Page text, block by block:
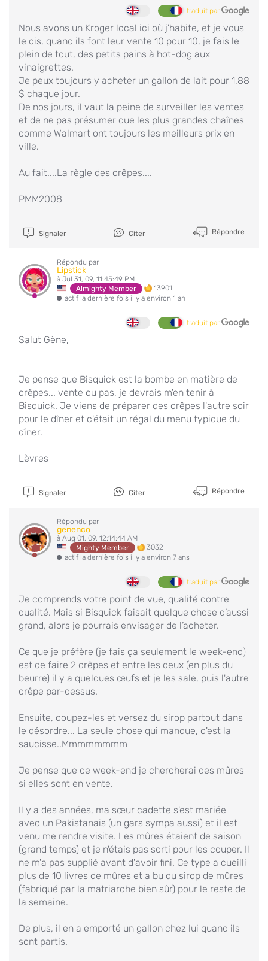
traduit par
Nous avons un Kroger local ici où j'habite, et je vous
le dis, quand ils font leur vente 10 pour 10, je fais le
plein de tout, des petits pains à hot-dog aux
vinaigrettes.
Je peux toujours y acheter un gallon de lait pour 1,88
$ chaque jour.
De nos jours, il vaut la peine de surveiller les ventes
et de ne pas présumer que les plus grandes chaînes
comme Walmart ont toujours les meilleurs prix en
ville.
Au fait....La règle des crêpes....
PMM2008
Signaler Citer Répondre
Répondu par
Lipstick
à Jul 31, 09, 11:45:49 PM
Almighty Member
13901
actif la dernière fois il y a environ 1 an
traduit par
Salut Gène,
Je pense que Bisquick est la bombe en matière de
crêpes... vente ou pas, je devrais m'en tenir à
Bisquick. Je viens de préparer des crêpes l'autre soir
pour le dîner et c'était un régal du menu typique du
dîner.
Lèvres
Signaler Citer Répondre
Répondu par
genenco
à Aug 01, 09, 12:14:44 AM
Mighty Member
3032
actif la dernière fois il y a environ 7 ans
traduit par
Je comprends votre point de vue, qualité contre
qualité. Mais si Bisquick faisait quelque chose d’aussi
grand, alors je pourrais envisager de l’acheter.
Ce que je préfère (je fais ça seulement le week-end)
est de faire 2 crêpes et entre les deux (en plus du
beurre) il y a quelques œufs et je les sale, puis l'autre
crêpe par-dessus.
Ensuite, coupez-les et versez du sirop partout dans
le désordre... La seule chose qui manque, c'est la
saucisse..Mmmmmmmm
Je pense que ce week-end je chercherai des mûres
si elles sont en vente.
Il y a des années, ma sœur cadette s'est mariée
avec un Pakistanais (un gars sympa aussi) et il est
venu me rendre visite. Les mûres étaient de saison
(grand temps) et je n'étais pas sorti pour les couper. Il
ne m'a pas supplié avant d'avoir fini. Ce type a cueilli
plus de 10 livres de mûres et a bu du sirop de mûres
(fabriqué par la matriarche bien sûr) pour le reste de
la semaine.
De plus, il en a emporté un gallon chez lui quand ils
sont partis.